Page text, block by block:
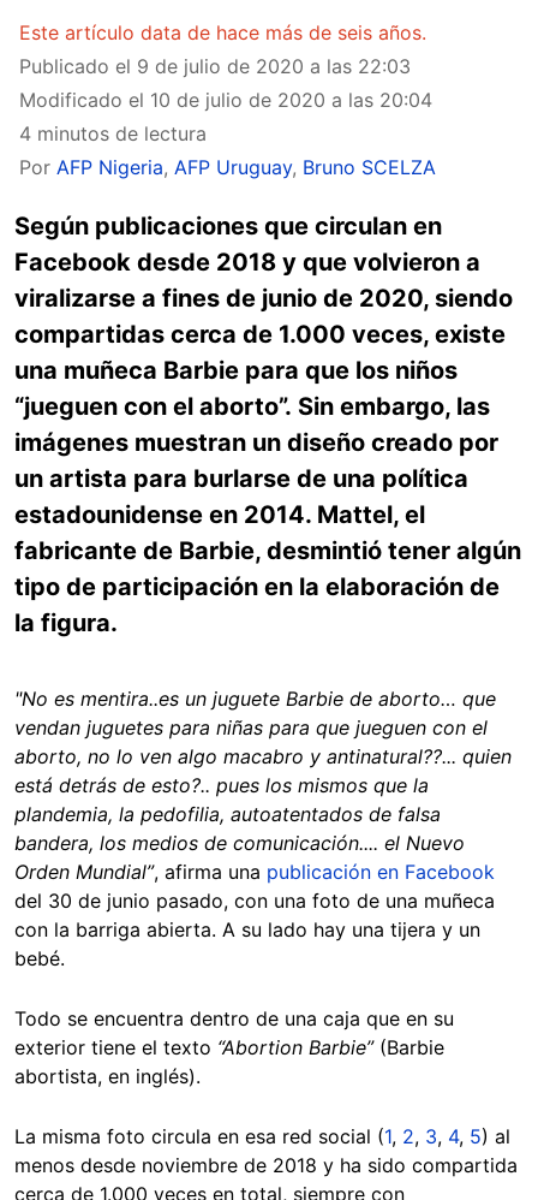
Este artículo data de hace más de seis años.
Publicado el 9 de julio de 2020 a las 22:03
Modificado el 10 de julio de 2020 a las 20:04
4 minutos de lectura
Por AFP Nigeria, AFP Uruguay, Bruno SCELZA
Según publicaciones que circulan en
Facebook desde 2018 y que volvieron a
viralizarse a fines de junio de 2020, siendo
compartidas cerca de 1.000 veces, existe
una muñeca Barbie para que los niños
“jueguen con el aborto”. Sin embargo, las
imágenes muestran un diseño creado por
un artista para burlarse de una política
estadounidense en 2014. Mattel, el
fabricante de Barbie, desmintió tener algún
tipo de participación en la elaboración de
la figura.
"No es mentira..es un juguete Barbie de aborto… que
vendan juguetes para niñas para que jueguen con el
aborto, no lo ven algo macabro y antinatural??... quien
está detrás de esto?.. pues los mismos que la
plandemia, la pedofilia, autoatentados de falsa
bandera, los medios de comunicación.... el Nuevo
Orden Mundial”, afirma una publicación en Facebook
del 30 de junio pasado, con una foto de una muñeca
con la barriga abierta. A su lado hay una tijera y un
bebé.
Todo se encuentra dentro de una caja que en su
exterior tiene el texto “Abortion Barbie”(Barbie
abortista, en inglés).
La misma foto circula en esa red social (1, 2, 3, 4, 5) al
menos desde noviembre de 2018 y ha sido compartida
cerca de 1.000 veces en total, siempre con